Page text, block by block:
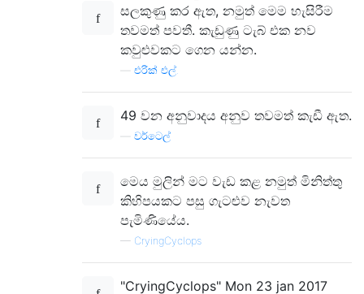
සලකුණු කර ඇත, නමුත් මෙම හැසිරීම
තවමත් පවතී. කැඩුණු ටැබ් එක නව
කවුළුවකට ගෙන යන්න.
එරික් එල්.
49 වන අනුවාදය අනුව තවමත් කැඩී ඇත.
වර්ටෙල්
මෙය මුලින් මට වැඩ කළ නමුත් මිනිත්තු
කිහිපයකට පසු ගැටළුව නැවත
පැමිණියේය.
— CryingCyclops
"CryingCyclops" Mon 23 jan 2017